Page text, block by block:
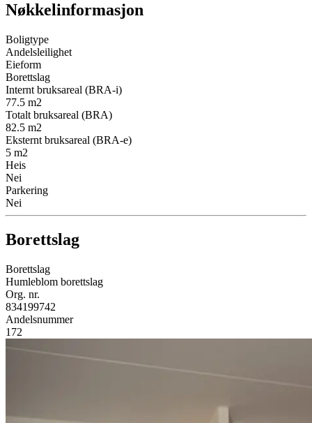
Nøkkelinformasjon
Boligtype
Andelsleilighet
Eieform
Borettslag
Internt bruksareal (BRA-i)
77.5 m2
Totalt bruksareal (BRA)
82.5 m2
Eksternt bruksareal (BRA-e)
5 m2
Heis
Nei
Parkering
Nei
Borettslag
Borettslag
Humleblom borettslag
Org. nr.
834199742
Andelsnummer
172